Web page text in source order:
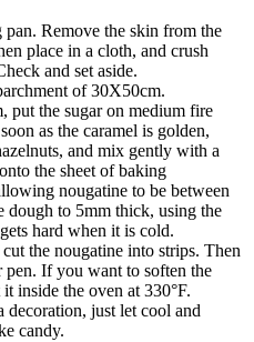
Remove the skin from the
place in a cloth, and crush
and set aside.
of 30X50cm.
put the sugar on medium fire
as the caramel is golden,
and mix gently with a
the sheet of baking
nougatine to be between
dough to 5mm thick, using the
hard when it is cold.
the nougatine into strips. Then
If you want to soften the
inside the oven at 330°F.
just let cool and
candy.